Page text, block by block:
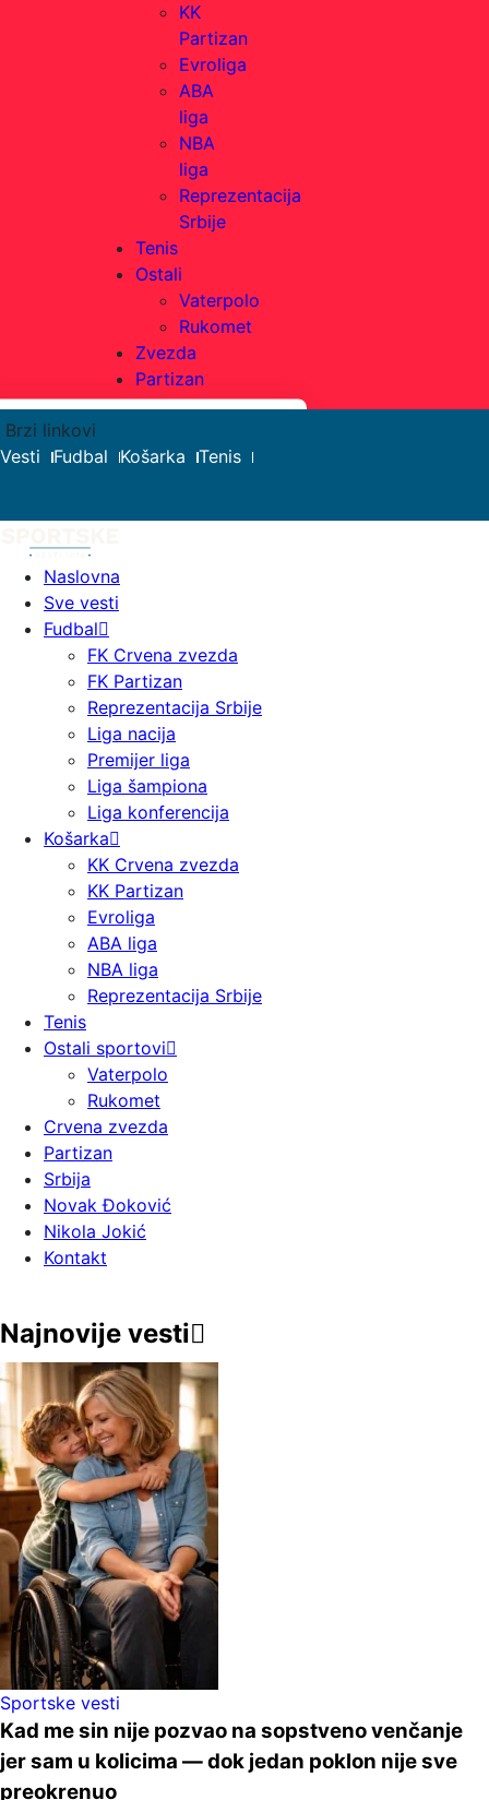
KK
Partizan
Evroliga
ABA
liga
NBA
liga
Reprezentacija
Srbije
Tenis
Ostali
Vaterpolo
Rukomet
Zvezda
Partizan
Brzi linkovi
Vesti
Fudbal Košarka Tenis
Naslovna
Sve vesti
Fudbal
FK Crvena zvezda
FK Partizan
Reprezentacija Srbije
Liga nacija
Premijer liga
Liga šampiona
Liga konferencija
Košarka
KK Crvena zvezda
KK Partizan
Evroliga
ABA liga
NBA liga
Reprezentacija Srbije
Tenis
Ostali sportovi
Vaterpolo
Rukomet
Crvena zvezda
Partizan
Srbija
Novak Đoković
Nikola Jokić
Kontakt
Najnovije vesti
Sportske vesti
Kad me sin nije pozvao na sopstveno venčanje
jer sam u kolicima — dok jedan poklon nije sve
preokrenuo